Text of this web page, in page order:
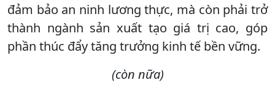
đảm bảo an ninh lương thực, mà còn phải trở
thành ngành sản xuất tạo giá trị cao, góp
phần thúc đẩy tăng trưởng kinh tế bền vững.
(còn nữa)